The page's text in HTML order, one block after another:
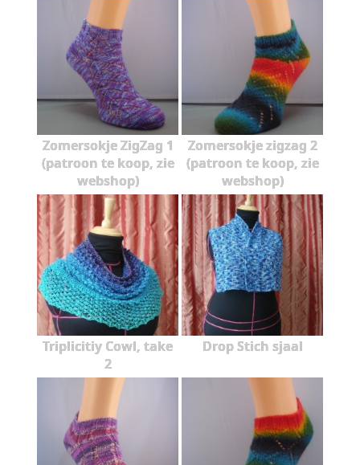
Zomersokje ZigZag 1
(patroon te koop, zie
webshop)
Zomersokje zigzag 2
(patroon te koop, zie
webshop)
Triplicitiy Cowl, take
2
Drop Stich sjaal